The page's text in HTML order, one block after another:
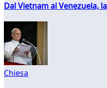
Dal Vietnam al Venezuela,
Chiesa